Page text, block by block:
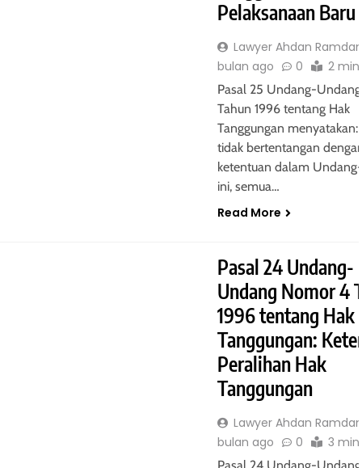
Pelaksanaan Baru
Lawyer Ahdan Ramdani
bulan ago
0 2 mins
Pasal 25 Undang-Undang
Tahun 1996 tentang Hak
Tanggungan menyatakan:
tidak bertentangan dengan
ketentuan dalam Undang-
ini, semua…
Read More
Pasal 24 Undang-
Undang Nomor 4
1996 tentang Hak
Tanggungan:
Peralihan Hak
Tanggungan
Lawyer Ahdan Ramdani
bulan ago
0 3 mins